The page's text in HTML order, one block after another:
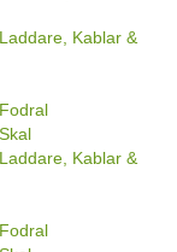
Kablar &
Kablar &